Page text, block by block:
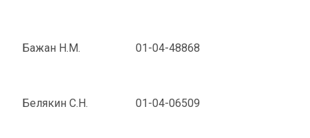
Бажан Н.М. 01-04-48868
Белякин С.Н. 01-04-06509